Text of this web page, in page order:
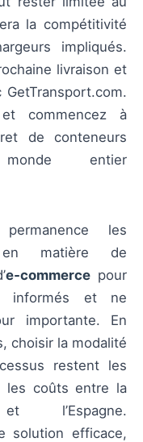
la compétitivité
impliqués.
livraison et
et commencez à
de conteneurs
entier
les
en matière de
e‑commerce pour
informés et ne
importante. En
choisir la modalité
restent les
les coûts entre la
l’Espagne.
solution efficace,